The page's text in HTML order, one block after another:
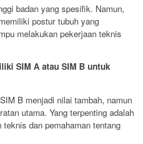
badan yang spesifik. Namun,
postur tubuh yang
melakukan pekerjaan teknis
SIM A atau SIM B untuk
B menjadi nilai tambah, namun
utama. Yang terpenting adalah
dan pemahaman tentang